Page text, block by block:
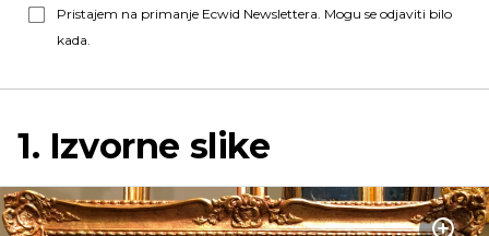
Pristajem na primanje Ecwid Newslettera. Mogu se odjaviti bilo
kada.
1. Izvorne slike